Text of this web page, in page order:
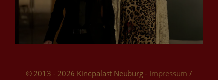
© 2013 - 2026 Kinopalast Neuburg - Impressum /